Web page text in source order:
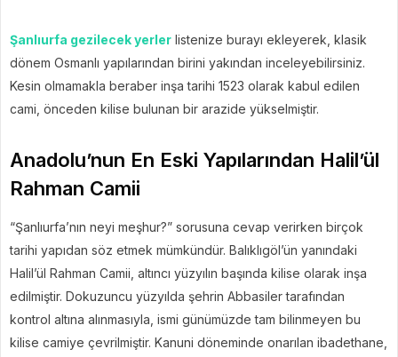
Şanlıurfa gezilecek yerler listenize burayı ekleyerek, klasik
dönem Osmanlı yapılarından birini yakından inceleyebilirsiniz.
Kesin olmamakla beraber inşa tarihi 1523 olarak kabul edilen
cami, önceden kilise bulunan bir arazide yükselmiştir.
Anadolu’nun En Eski Yapılarından Halil’ül
Rahman Camii
“Şanlıurfa’nın neyi meşhur?” sorusuna cevap verirken birçok
tarihi yapıdan söz etmek mümkündür. Balıklıgöl’ün yanındaki
Halil’ül Rahman Camii, altıncı yüzyılın başında kilise olarak inşa
edilmiştir. Dokuzuncu yüzyılda şehrin Abbasiler tarafından
kontrol altına alınmasıyla, ismi günümüzde tam bilinmeyen bu
kilise camiye çevrilmiştir. Kanuni döneminde onarılan ibadethane,